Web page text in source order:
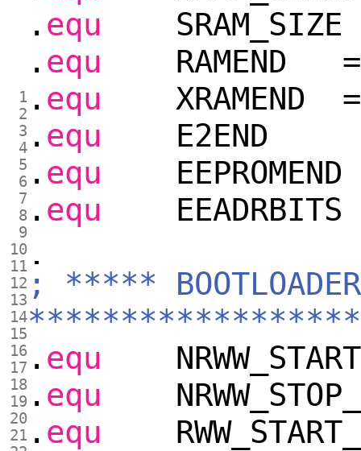
1
2
3
4
5
6
7
8
9
10
11
12
13
14
15
16
17
18
19
20
21
. equ
. equ
RAMEND
. equ
XRAMEND
. equ
. equ
. equ
; ***** BOOTLOADER
. equ
. equ
. equ